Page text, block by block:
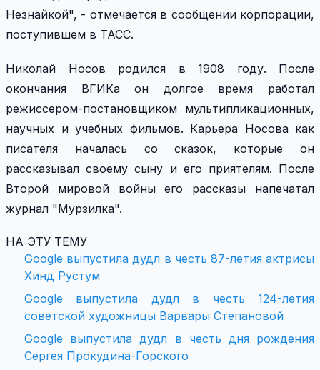
Незнайкой", - отмечается в сообщении корпорации,
поступившем в ТАСС.
Николай Носов родился в 1908 году. После
окончания ВГИКа он долгое время работал
режиссером-постановщиком мультипликационных,
научных и учебных фильмов. Карьера Носова как
писателя началась со сказок, которые он
рассказывал своему сыну и его приятелям. После
Второй мировой войны его рассказы напечатал
журнал "Мурзилка".
НА ЭТУ ТЕМУ
Google выпустила дудл в честь 87-летия актрисы
Хинд Рустум
Google выпустила дудл в честь 124-летия
советской художницы Варвары Степановой
Google выпустила дудл в честь дня рождения
Сергея Прокудина-Горского